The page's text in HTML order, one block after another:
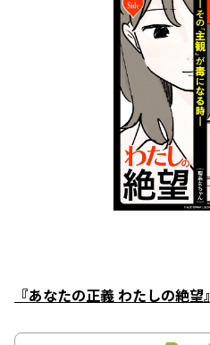
『あなたの正義 わたしの絶望』